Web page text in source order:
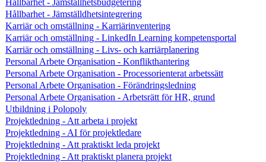
Hållbarhet - Jämställdhetsintegrering
Karriär och omställning - Karriärinventering
Karriär och omställning - LinkedIn Learning kompetensportal
Karriär och omställning - Livs- och karriärplanering
Personal Arbete Organisation - Konflikthantering
Personal Arbete Organisation - Processorienterat arbetssätt
Personal Arbete Organisation - Förändringsledning
Personal Arbete Organisation - Arbetsrätt för HR, grund
Utbildning i Polopoly
Projektledning - Att arbeta i projekt
Projektledning - AI för projektledare
Projektledning - Att praktiskt leda projekt
Projektledning - Att praktiskt planera projekt